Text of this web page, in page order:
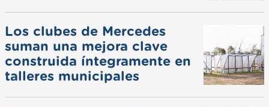
Los clubes de Mercedes
suman una mejora clave
construida íntegramente en
talleres municipales